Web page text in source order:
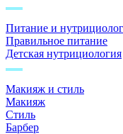
Питание и
Правильное питание
Детская нутрициология
Макияж и стиль
Макияж
Стиль
Барбер